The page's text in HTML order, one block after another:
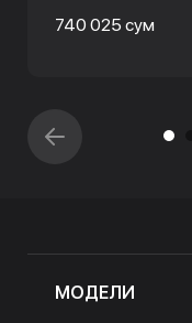
740 025 сум
МОДЕЛИ